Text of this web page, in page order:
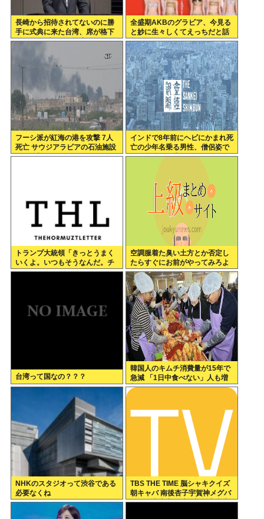
長崎から招待されてないのに勝
手に式典に来た台湾、席が格下
だとしてブチギレ欠席w
全盛期AKBのグラビア、今見る
と妙に生々しくてえっちだと話
題にwww
フーシ派が紅海の港を攻撃 7人
死亡 サウジアラビアの石油施設
にも攻撃
インドで8年前にヘビにかまれ死
亡の少年名乗る男性、僧侶姿で
現れ金銭を要求
トランプ大統領「きっとうまく
いくよ。いつもそうなんだ。チ
ェスゲームみたいなものさ」
空調服着た臭い土方とか否定し
たらすぐにお前がやってみろよ
暑いんだよって返ししてるのよ
く見るんだが
台湾って国なの？？？
韓国人のキムチ消費量が15年で
急減 「1日中食べない」人も増
加
NHKのスタジオって渋谷である
必要なくね
TBS THE TIME 脳シャキクイズ
朝キャバ 南後杏子宇賀神メグバ
ーンズ恵麻安住紳一郎杉山真也